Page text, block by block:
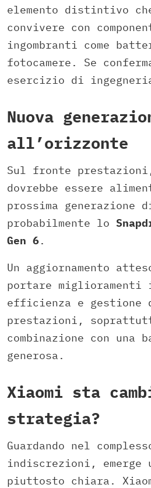
elemento distintivo
convivere con
ingombranti come
fotocamere. Se
esercizio di
Nuova
all’orizzonte
Sul fronte
dovrebbe essere
prossima generazione
probabilmente lo
Gen 6.
Un aggiornamento
portare
efficienza e gestione
prestazioni,
combinazione con una
generosa.
Xiaomi sta
strategia?
Guardando nel
indiscrezioni, emerge
piuttosto chiara.